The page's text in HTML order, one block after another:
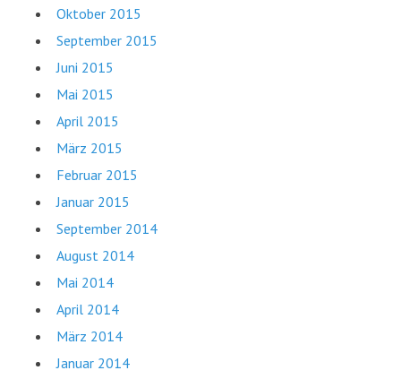
Oktober 2015
September 2015
Juni 2015
Mai 2015
April 2015
März 2015
Februar 2015
Januar 2015
September 2014
August 2014
Mai 2014
April 2014
März 2014
Januar 2014